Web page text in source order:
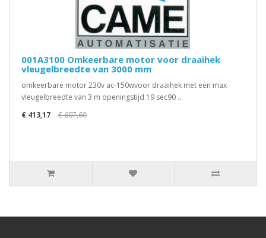
001A3100 Omkeerbare motor voor draaihek
vleugelbreedte van 3000 mm
omkeerbare motor 230v ac-150wvoor draaihek met een max
vleugelbreedte van 3 m openingstijd 19 sec90 ..
€ 413,17
€ 607,60